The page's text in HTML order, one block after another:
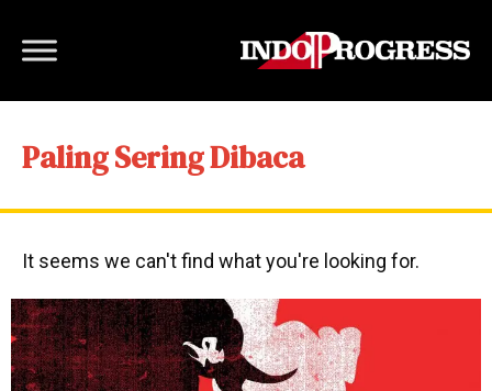
Paling Sering Dibaca
It seems we can't find what you're looking for.